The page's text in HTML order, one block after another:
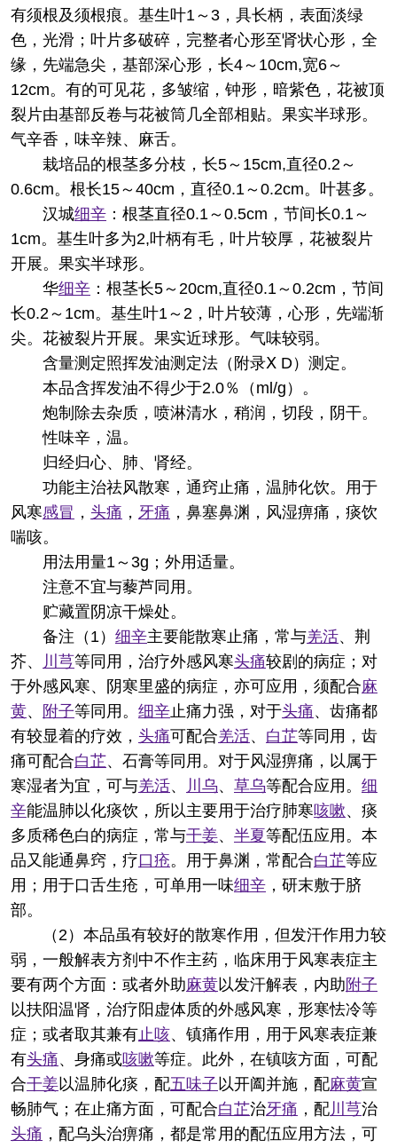
有须根及须根痕。基生叶1～3，具长柄，表面淡绿
色，光滑；叶片多破碎，完整者心形至肾状心形，全
缘，先端急尖，基部深心形，长4～10cm,宽6～
12cm。有的可见花，多皱缩，钟形，暗紫色，花被顶
裂片由基部反卷与花被筒几全部相贴。果实半球形。
气辛香，味辛辣、麻舌。
栽培品的根茎多分枝，长5～15cm,直径0.2～
0.6cm。根长15～40cm，直径0.1～0.2cm。叶甚多。
汉城细辛 ：根茎直径0.1～0.5cm，节间长0.1～
1cm。基生叶多为2,叶柄有毛，叶片较厚，花被裂片
开展。果实半球形。
华细辛 ：根茎长5～20cm,直径0.1～0.2cm，节间
长0.2～1cm。基生叶1～2，叶片较薄，心形，先端渐
尖。花被裂片开展。果实近球形。气味较弱。
含量测定照挥发油测定法（附录Ⅹ D）测定。
本品含挥发油不得少于2.0％（ml/g）。
炮制 除去杂质，喷淋清水，稍润，切段，阴干。
性味辛，温。
归经归心、肺、肾经。
功能主治祛风散寒，通窍止痛，温肺化饮。用于
风寒感冒 ， 头痛 ， 牙痛 ，鼻塞鼻渊，风湿痹痛，痰饮
喘咳。
用法用量1～3g；外用适量。
注意不宜与藜芦同用。
贮藏置阴凉干燥处。
备注 （1） 细辛主要能散寒止痛，常与羌活、荆
芥、
川芎等同用，治疗外感风寒头痛较剧的病症；对
于外感风寒、阴寒里盛的病症，亦可应用，须配合麻
黄、 附子等同用。 细辛止痛力强，对于头痛、齿痛都
有较显着的疗效， 头痛可配合羌活、 白芷等同用，齿
痛可配合白芷、石膏等同用。对于风湿痹痛，以属于
寒湿者为宜，可与羌活、 川乌、 草乌等配合应用。 细
辛能温肺以化痰饮，所以主要用于治疗肺寒咳嗽、痰
多质稀色白的病症，常与干姜、 半夏等配伍应用。本
品又能通鼻窍，疗口疮。用于鼻渊，常配合白芷等应
用；用于口舌生疮，可单用一味细辛 ，研末敷于脐
部。
（2）本品虽有较好的散寒作用，但发汗作用力较
弱，一般解表方剂中不作主药，临床用于风寒表症主
要有两个方面：或者外助麻黄以发汗解表，内助附子
以扶阳温肾，治疗阳虚体质的外感风寒，形寒怯冷等
症；或者取其兼有止咳、镇痛作用，用于风寒表症兼
有头痛、身痛或咳嗽等症。此外，在镇咳方面，可配
合干姜以温肺化痰，配五味子 以开阖并施，配麻黄宣
畅肺气；在止痛方面，可配合白芷治牙痛 ，配川芎治
头痛 ，配乌头治痹痛，都是常用的配伍应用方法，可